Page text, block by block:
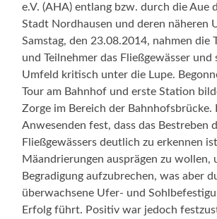
e.V. (AHA) entlang bzw. durch die Aue
Stadt Nordhausen und deren näheren
Samstag, den 23.08.2014, nahmen die
und Teilnehmer das Fließgewässer und
Umfeld kritisch unter die Lupe.
Tour am Bahnhof und erste Station
Zorge im Bereich der Bahnhofsbrücke.
Anwesenden fest, dass das Bestreben
Fließgewässers deutlich zu erkennen
Mäandrierungen ausprägen zu wollen,
Begradigung aufzubrechen, was aber
überwachsene Ufer- und
Erfolg führt. Positiv war jedoch